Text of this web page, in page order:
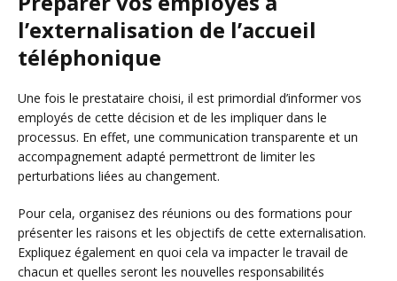
l’externalisation de l’accueil
téléphonique
Une fois le prestataire choisi, il est primordial d’informer vos
employés de cette décision et de les impliquer dans le
processus. En effet, une communication transparente et un
accompagnement adapté permettront de limiter les
perturbations liées au changement.
Pour cela, organisez des réunions ou des formations pour
présenter les raisons et les objectifs de cette externalisation.
Expliquez également en quoi cela va impacter le travail de
chacun et quelles seront les nouvelles responsabilités